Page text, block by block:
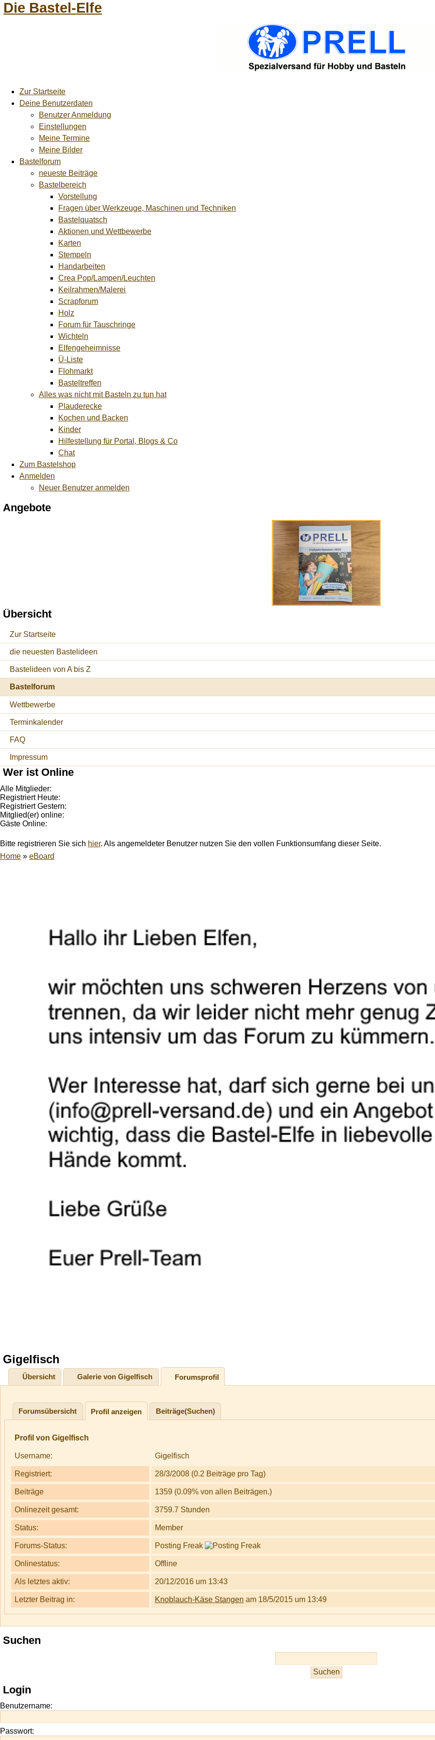
Die Bastel-Elfe
Zur Startseite
Deine Benutzerdaten
Benutzer Anmeldung
Einstellungen
Meine Termine
Meine Bilder
Bastelforum
neueste Beiträge
Bastelbereich
Vorstellung
Fragen über Werkzeuge, Maschinen und Techniken
Bastelquatsch
Aktionen und Wettbewerbe
Karten
Stempeln
Handarbeiten
Crea Pop/Lampen/Leuchten
Keilrahmen/Malerei
Scrapforum
Holz
Forum für Tauschringe
Wichteln
Elfengeheimnisse
Ü-Liste
Flohmarkt
Basteltreffen
Alles was nicht mit Basteln zu tun hat
Plauderecke
Kochen und Backen
Kinder
Hilfestellung für Portal, Blogs & Co
Chat
Zum Bastelshop
Anmelden
Neuer Benutzer anmelden
Angebote
Übersicht
Zur Startseite
die neuesten Bastelideen
Bastelideen von A bis Z
Bastelforum
Wettbewerbe
Terminkalender
FAQ
Impressum
Wer ist Online
Alle Mitglieder:
Registriert Heute:
Registriert Gestern:
Mitglied(er) online:
Gäste Online:
Bitte registrieren Sie sich hier. Als angemeldeter Benutzer nutzen Sie den vollen Funktionsumfang dieser Seite.
Home » eBoard
Gigelfisch
Übersicht Galerie von Gigelfisch Forumsprofil
Forumsübersicht Profil anzeigen Beiträge(Suchen)
Profil von Gigelfisch
Username: Gigelfisch
Registriert: 28/3/2008 (0.2 Beiträge pro Tag)
Beiträge 1359 (0.09% von allen Beiträgen.)
Onlinezeit gesamt: 3759.7 Stunden
Status: Member
Forums-Status: Posting Freak
Onlinestatus: Offline
Als letztes aktiv: 20/12/2016 um 13:43
Letzter Beitrag in: Knoblauch-Käse Stangen am 18/5/2015 um 13:49
Suchen
Login
Benutzername:
Passwort: